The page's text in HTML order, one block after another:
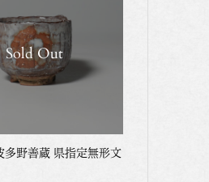
Sold Out
多野善蔵 県指定無形文